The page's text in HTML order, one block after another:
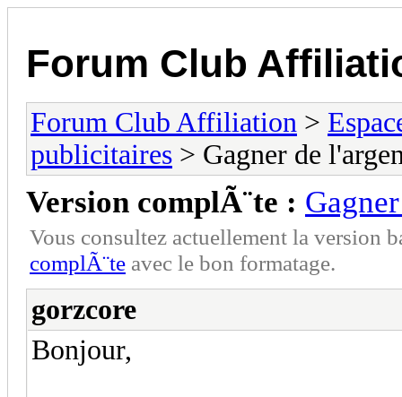
Forum Club
Forum Club Affiliation >
publicitaires > Gagner de
Version complÃ¨te :
Vous consultez actuellement la
complÃ¨te avec le bon formatage.
gorzcore
Bonjour,